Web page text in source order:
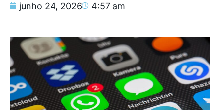
junho 24, 2026 4:57 am